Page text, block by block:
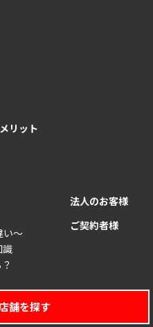
リット
い〜
識
クルマの税金
法人のお客様
ご契約者様
舗を探す